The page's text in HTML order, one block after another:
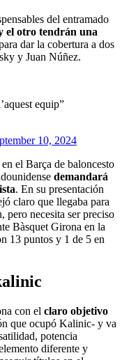
del entramado
el otro tendrán una
dar la cobertura a dos
y Juan Núñez.
equip”
10, 2024
el Barça de baloncesto
demandará
. En su presentación
claro que llegaba para
pero necesita ser preciso
Bàsquet Girona en la
13 puntos y 1 de 5 en
con el claro objetivo
que ocupó Kalinic- y va
potencia
diferente y